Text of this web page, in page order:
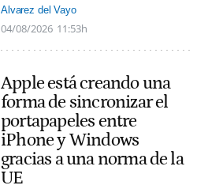
Alvarez del Vayo
04/08/2026 11:53h
Apple está creando una
forma de sincronizar el
portapapeles entre
iPhone y Windows
gracias a una norma de la
UE